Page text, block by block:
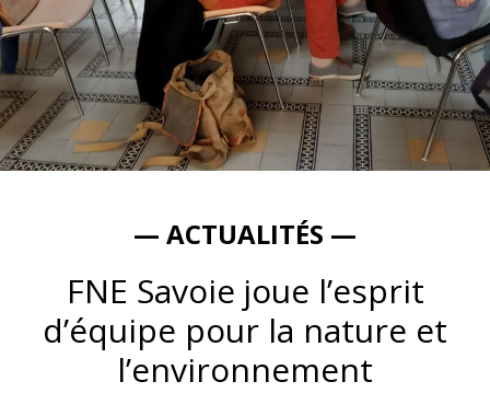
— ACTUALITÉS —
FNE Savoie joue l’esprit
d’équipe pour la nature et
l’environnement